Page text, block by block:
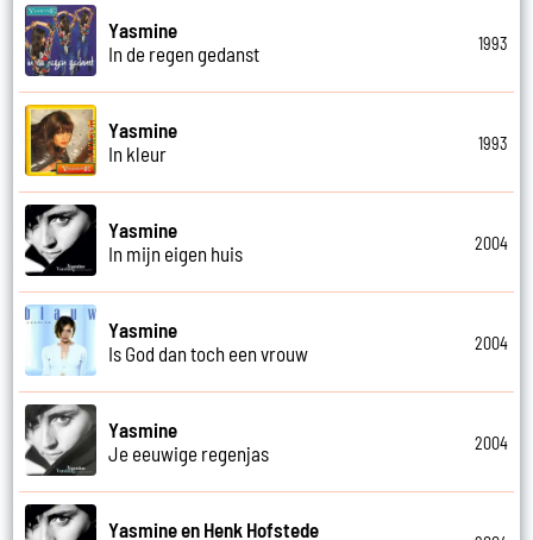
Yasmine
In de regen gedanst
1993
Yasmine
In kleur
1993
Yasmine
In mijn eigen huis
2004
Yasmine
Is God dan toch een vrouw
2004
Yasmine
Je eeuwige regenjas
2004
Yasmine en Henk Hofstede